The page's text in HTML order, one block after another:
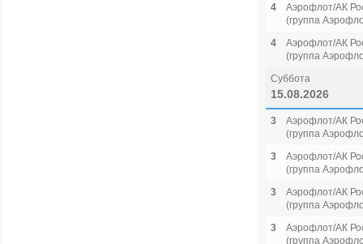
4
Аэрофлот/АК
(группа
4
Аэрофлот/АК
(группа
Суббота
15.08.2026
3
Аэрофлот/АК
(группа
3
Аэрофлот/АК
(группа
3
Аэрофлот/АК
(группа
3
Аэрофлот/АК
(группа